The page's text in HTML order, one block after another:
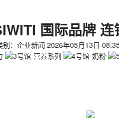
国际品牌
别：企业新闻 2026年05月13日